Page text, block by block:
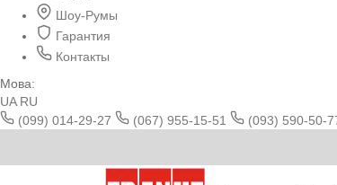
Шоу-Румы
Гарантия
Контакты
Мова:
UA RU
(099) 014-29-27
(067) 955-15-51
(093) 590-50-